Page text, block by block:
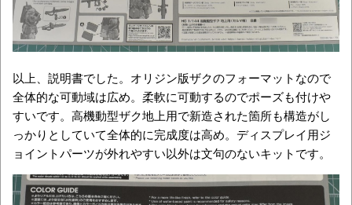
以上、説明書でした。オリジン版ザクのフォーマットなので
全体的な可動域は広め。柔軟に可動するのでポーズも付けや
すいです。高機動型ザク地上用で新造された箇所も構造がし
っかりとしていて全体的に完成度は高め。ディスプレイ用ジ
ョイントパーツが外れやすい以外は文句のないキットです。